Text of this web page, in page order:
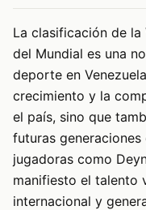
La clasificación de
del Mundial es una
deporte en
crecimiento y la
el país, sino que
futuras
jugadoras como
manifiesto el talento
internacional y